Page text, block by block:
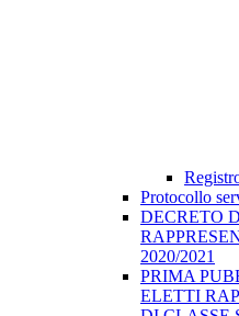
Protocollo
DECRETO
2020/2021
PRIMA
ELETTI